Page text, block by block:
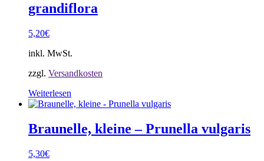
grandiflora
5,20€
inkl. MwSt.
zzgl. Versandkosten
Weiterlesen
Braunelle, kleine – Prunella vulgaris
5,30€